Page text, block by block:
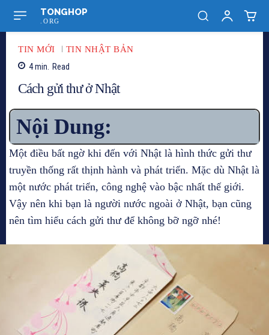
TONGHOP
.ORG
TIN MỚI
TIN NHẬT BẢN
4min. Read
Cách gửi thư ở Nhật
Nội Dung:
Một điều bất ngờ khi đến với Nhật là hình thức gửi thư
truyền thống rất thịnh hành và phát triển. Mặc dù Nhật là
một nước phát triển, công nghệ vào bậc nhất thế giới.
Vậy nên khi bạn là người nước ngoài ở Nhật, bạn cũng
nên tìm hiểu cách gửi thư để không bỡ ngỡ nhé!